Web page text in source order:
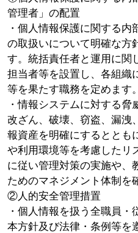
管理者」の配置
・個人情報保護に関する
の取扱いについて明確な方
す。統括責任者と運用に関
担当者等を設置し、各組織
等を果たす職務を定めます。
・情報システムに対する脅
改ざん、破壊、窃盗、漏洩
報資産を明確にするととも
や利用環境等を考慮したリ
に従い管理対策の実施や、
ためのマネジメント体制を
②人的安全管理措置
・個人情報を扱う全職員
本方針及び法律・条例等を